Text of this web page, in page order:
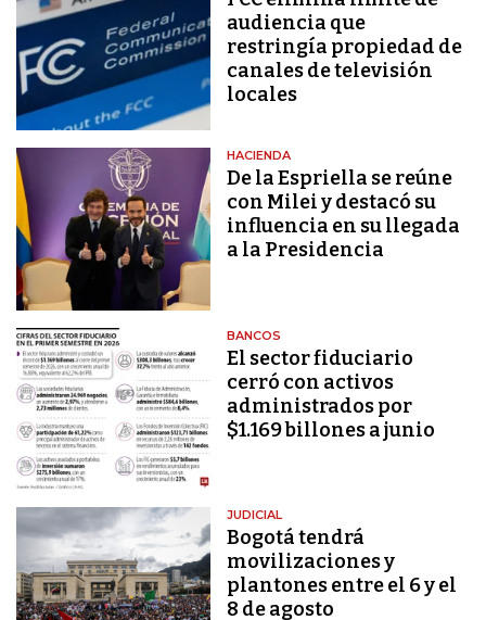
audiencia que
restringía propiedad de
canales de televisión
locales
HACIENDA
De la Espriella se reúne
con Milei y destacó su
influencia en su llegada
a la Presidencia
BANCOS
El sector fiduciario
cerró con activos
administrados por
$1.169 billones a junio
JUDICIAL
Bogotá tendrá
movilizaciones y
plantones entre el 6 y el
8 de agosto